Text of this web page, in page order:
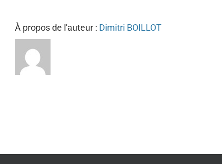
À propos de l'auteur : Dimitri BOILLOT